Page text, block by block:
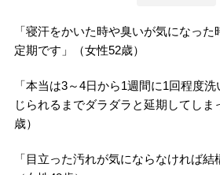
「寝汗をかいた時や臭いが気になっ
定期です」（女性52歳）
「本当は3～4日から1週間に1回程度
じられるまでダラダラと延期してしま
歳）
「目立った汚れが気にならなければ結